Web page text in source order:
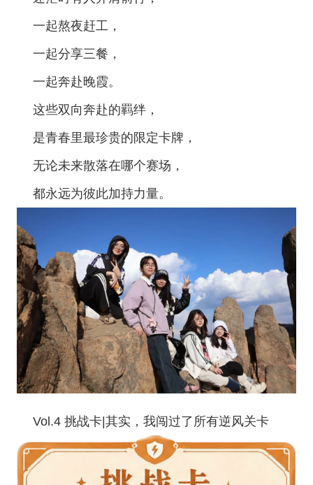
一起熬夜赶工，
一起分享三餐，
一起奔赴晚霞。
这些双向奔赴的羁绊，
是青春里最珍贵的限定卡牌，
无论未来散落在哪个赛场，
都永远为彼此加持力量。
Vol.4挑战卡 |其实，我闯过了所有逆风关卡